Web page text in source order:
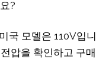
?
국 모델은 110V입니
압을 확인하고 구매